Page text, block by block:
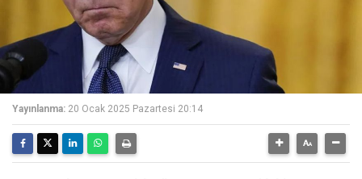
Yayınlanma: 20 Ocak 2025 Pazartesi 20:14